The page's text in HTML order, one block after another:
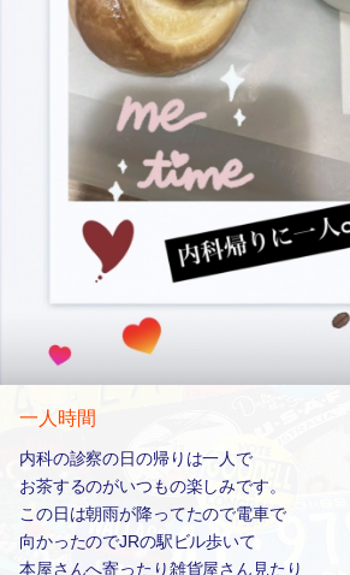
一人時間
内科の診察の日の帰りは一人で
お茶するのがいつもの楽しみです。
この日は朝雨が降ってたので電車で
向かったのでJRの駅ビル歩いて
本屋さんへ寄ったり雑貨屋さん見たり